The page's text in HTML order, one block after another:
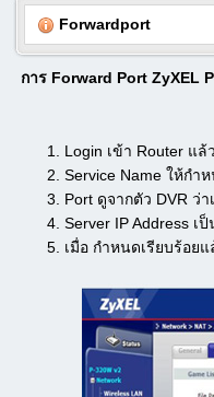
Forwardport
การ Forward Port ZyXEL
Login เข้า Router แล้
Service Name ให้กำ
Port ดูจากตัว DVR ว่
Server IP Address เ
เมื่อ กำหนดเรียบร้อย